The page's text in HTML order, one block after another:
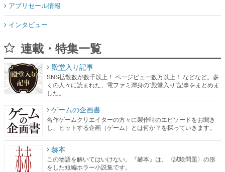
アプリセール情報
インタビュー
連載・特集一覧
殿堂入り記事
SNS拡散数が数千以上！ ページビュー数万以上！ などなど。多
くの人々に読まれた、電ファミ渾身の“殿堂入り”記事をまとめま
した。
ゲームの企画書
名作ゲームクリエイターの方々に製作時のエピソードをお聞き
し、ヒットする企画（ゲーム）とは何か？を探っていきます。
赫本
この物語を解いてはいけない。『赫本』は、〈試験問題〉の形
をした短編ホラー小説集です。